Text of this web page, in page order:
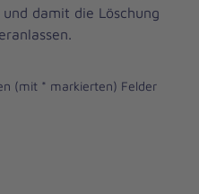
damit die Löschung
(mit * markierten) Felder